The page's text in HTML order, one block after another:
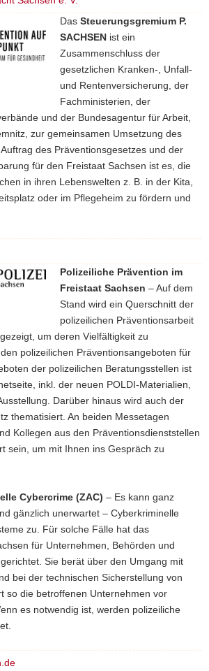
Das Steuerungsgremium P.
SACHSEN ist ein
Zusammenschluss der
gesetzlichen Kranken-, Unfall-
und Rentenversicherung, der
Fachministerien, der
und der Bundesagentur für Arbeit,
zur gemeinsamen Umsetzung des
des Präventionsgesetzes und der
für den Freistaat Sachsen ist es, die
in ihren Lebenswelten z. B. in der Kita,
oder im Pflegeheim zu fördern und
Polizeiliche Prävention im
Freistaat Sachsen – Auf dem
Stand wird ein Querschnitt der
polizeilichen Präventionsarbeit
um deren Vielfältigkeit zu
polizeilichen Präventionsangeboten für
der polizeilichen Beratungsstellen ist
inkl. der neuen POLDI-Materialien,
Darüber hinaus wird auch der
thematisiert. An beiden Messetagen
Kollegen aus den Präventionsdienststellen
sein, um mit Ihnen ins Gespräch zu
Cybercrime (ZAC) – Es kann ganz
gänzlich unerwartet – Cyberkriminelle
zu. Für solche Fälle hat das
für Unternehmen, Behörden und
Sie berät über den Umgang mit
bei der technischen Sicherstellung von
so die betroffenen Unternehmen vor
es notwendig ist, werden polizeiliche